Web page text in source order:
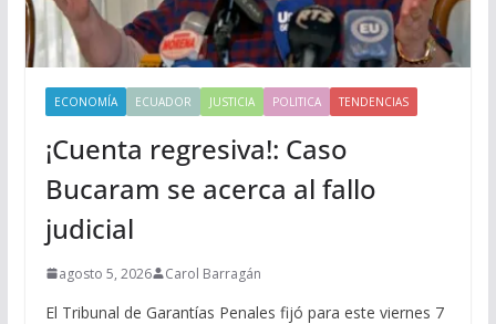
ECONOMÍA ECUADOR JUSTICIA POLITICA TENDENCIAS
¡Cuenta regresiva!: Caso
Bucaram se acerca al fallo
judicial
agosto 5, 2026 Carol Barragán
El Tribunal de Garantías Penales fijó para este viernes 7